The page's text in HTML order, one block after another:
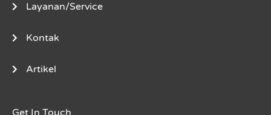
Layanan/Service
Kontak
Artikel